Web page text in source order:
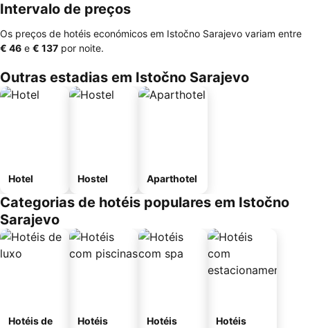
Intervalo de preços
Os preços de hotéis económicos em Istočno Sarajevo variam entre
‎€ 46 e ‎€ 137 por noite.
Outras estadias em Istočno Sarajevo
Hotel Hostel Aparthotel
Categorias de hotéis populares em Istočno
Sarajevo
Hotéis de
Hotéis
Hotéis
Hotéis